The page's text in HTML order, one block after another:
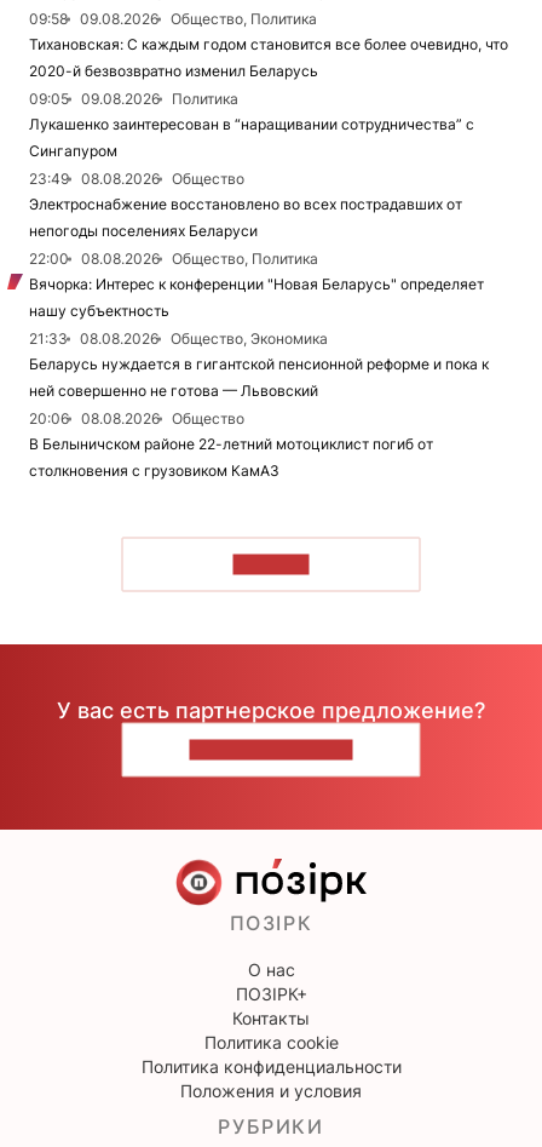
09:58
09.08.2026
Общество, Политика
Тихановская: С каждым годом становится все более очевидно, что
2020-й безвозвратно изменил Беларусь
09:05
09.08.2026
Политика
Лукашенко заинтересован в “наращивании сотрудничества” с
Сингапуром
23:49
08.08.2026
Общество
Электроснабжение восстановлено во всех пострадавших от
непогоды поселениях Беларуси
22:00
08.08.2026
Общество, Политика
Вячорка: Интерес к конференции "Новая Беларусь" определяет
нашу субъектность
21:33
08.08.2026
Общество, Экономика
Беларусь нуждается в гигантской пенсионной реформе и пока к
ней совершенно не готова — Львовский
20:06
08.08.2026
Общество
В Белыничском районе 22-летний мотоциклист погиб от
столкновения с грузовиком КамАЗ
У вас есть партнерское предложение?
ПОЗІРК
О нас
ПОЗІРК+
Контакты
Политика cookie
Политика конфиденциальности
Положения и условия
РУБРИКИ